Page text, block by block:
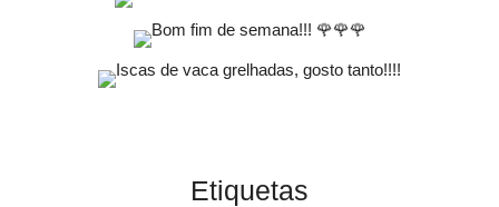
Etiquetas